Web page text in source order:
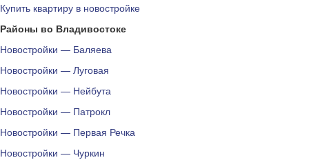
Купить квартиру в новостройке
Районы во Владивостоке
Новостройки — Баляева
Новостройки — Луговая
Новостройки — Нейбута
Новостройки — Патрокл
Новостройки — Первая Речка
Новостройки — Чуркин